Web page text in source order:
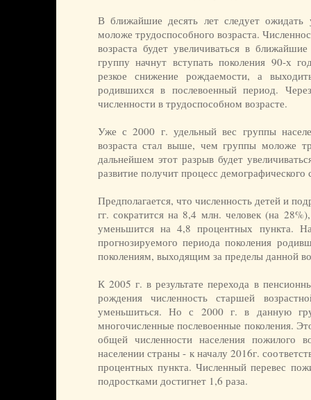
В ближайшие десять лет следует ожидать
моложе трудоспособного возраста.
возраста будет увеличиваться в
группу начнут вступать поколения 90-х
резкое снижение рождаемости, а
родившихся в послевоенный период.
численности в трудоспособном возрасте.
Уже с 2000 г. удельный вес группы
возраста стал выше, чем группы моложе
дальнейшем этот разрыв будет
развитие получит процесс демографического
Предполагается, что численность детей и
гг. сократится на 8,4 млн. человек (на
уменьшится на 4,8 процентных пункта.
прогнозируемого периода поколения
поколениям, выходящим за пределы данной
К 2005 г. в результате перехода в
рождения численность старшей
уменьшиться. Но с 2000 г. в данную
многочисленные послевоенные поколения.
общей численности населения пожилого
населении страны - к началу 2016г.
процентных пункта. Численный перевес
подростками достигнет 1,6 раза.